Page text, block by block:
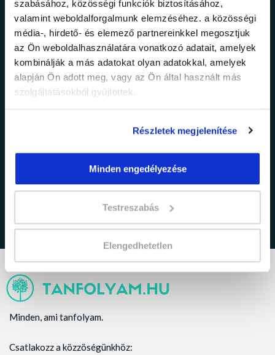
szabásához, közösségi funkciók biztosításához,
valamint weboldalforgalmunk elemzéséhez. a közösségi
média-, hirdető- és elemező partnereinkkel megosztjuk
az Ön weboldalhasználatára vonatkozó adatait, amelyek
kombinálják a más adatokat olyan adatokkal, amelyek
alapján Ön adott meg, vagy az Ön által használt más
szolgáltatásokból gyűjtöttek.
Részletek megjelenítése
Minden engedélyezése
Testreszabás
Elengedhetetlen
Értesülj elsőként legújabb tanfolyamainkról,
legfrissebb híreinkről és időszakos
promócióinkról.
adatkezelési tájékoztatóban
Minden, ami tanfolyam.
Csatlakozz a közzöségünkhöz: